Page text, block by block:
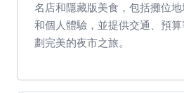
名店和隱藏版美食，包括攤位
和個人體驗，並提供交通、預
劃完美的夜市之旅。